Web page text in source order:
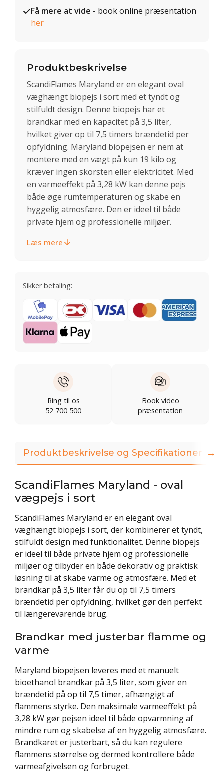
Få mere at vide - book online præsentation
her
Produktbeskrivelse
ScandiFlames Maryland er en elegant oval
væghængt biopejs i sort med et tyndt og
stilfuldt design. Denne biopejs har et
brandkar med en kapacitet på 3,5 liter,
hvilket giver op til 7,5 timers brændetid per
opfyldning. Maryland biopejsen er nem at
montere med en vægt på kun 19 kilo og
kræver ingen skorsten eller elektricitet. Med
en varmeeffekt på 3,28 kW kan denne pejs
både øge rumtemperaturen og skabe en
hyggelig atmosfære. Den er ideel til både
private hjem og professionelle miljøer.
Læs mere
Sikker betaling:
Ring til os
52 700 500
Book video
præsentation
Produktbeskrivelse og Specifikationer
ScandiFlames Maryland - oval
vægpejs i sort
ScandiFlames Maryland er en elegant oval
væghængt biopejs i sort, der kombinerer et tyndt,
stilfuldt design med funktionalitet. Denne biopejs
er ideel til både private hjem og professionelle
miljøer og tilbyder en både dekorativ og praktisk
løsning til at skabe varme og atmosfære. Med et
brandkar på 3,5 liter får du op til 7,5 timers
brændetid per opfyldning, hvilket gør den perfekt
til længerevarende brug.
Brandkar med justerbar flamme og
varme
Maryland biopejsen leveres med et manuelt
bioethanol brandkar på 3,5 liter, som giver en
brændetid på op til 7,5 timer, afhængigt af
flammens styrke. Den maksimale varmeeffekt på
3,28 kW gør pejsen ideel til både opvarmning af
mindre rum og skabelse af en hyggelig atmosfære.
Brandkaret er justerbart, så du kan regulere
flammens størrelse og dermed kontrollere både
varmeafgivelsen og forbruget.
→